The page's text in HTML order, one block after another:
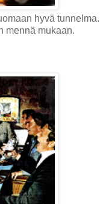
hyvä tunnelma.
mennä mukaan.